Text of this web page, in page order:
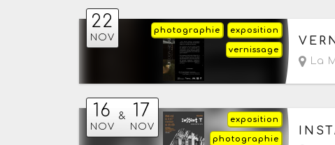
22
NOV
exposition
photographie
vernissage
Le
La
16
NOV
& 17
NOV
exposition
photographie
Du